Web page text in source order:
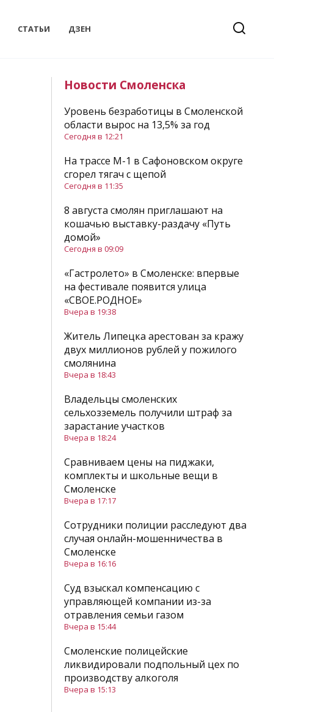
СТАТЬИ ДЗЕН
Новости Смоленска
Уровень безработицы в Смоленской
области вырос на 13,5% за год
Сегодня в 12:21
На трассе М-1 в Сафоновском округе
сгорел тягач с щепой
Сегодня в 11:35
8 августа смолян приглашают на
кошачью выставку-раздачу «Путь
домой»
Сегодня в 09:09
«Гастролето» в Смоленске: впервые
на фестивале появится улица
«СВОЕ.РОДНОЕ»
Вчера в 19:38
Житель Липецка арестован за кражу
двух миллионов рублей у пожилого
смолянина
Вчера в 18:43
Владельцы смоленских
сельхозземель получили штраф за
зарастание участков
Вчера в 18:24
Сравниваем цены на пиджаки,
комплекты и школьные вещи в
Смоленске
Вчера в 17:17
Сотрудники полиции расследуют два
случая онлайн-мошенничества в
Смоленске
Вчера в 16:16
Суд взыскал компенсацию с
управляющей компании из-за
отравления семьи газом
Вчера в 15:44
Смоленские полицейские
ликвидировали подпольный цех по
производству алкоголя
Вчера в 15:13